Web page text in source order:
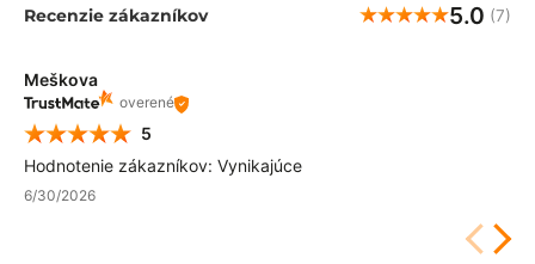
Recenzie zákazníkov 5.0 (7)
Meškova
overené
5
Hodnotenie zákazníkov: Vynikajúce
6/30/2026